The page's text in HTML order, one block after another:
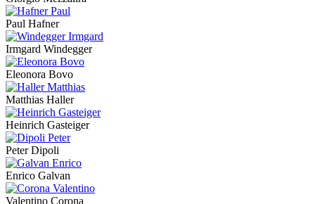
Paul Hafner
Irmgard Windegger
Eleonora Bovo
Matthias Haller
Heinrich Gasteiger
Peter Dipoli
Enrico Galvan
Valentino Corona